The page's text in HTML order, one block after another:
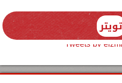
تويتر
Tweets by